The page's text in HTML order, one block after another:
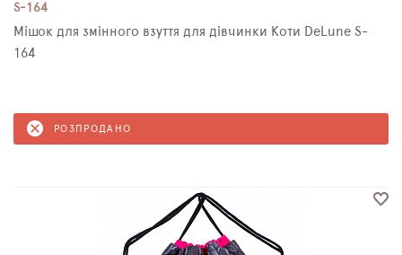
S-164
Мішок для змінного взуття для дівчинки Коти DeLune S-
164
РОЗПРОДАНО